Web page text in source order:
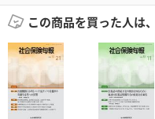
この商品を買った人は